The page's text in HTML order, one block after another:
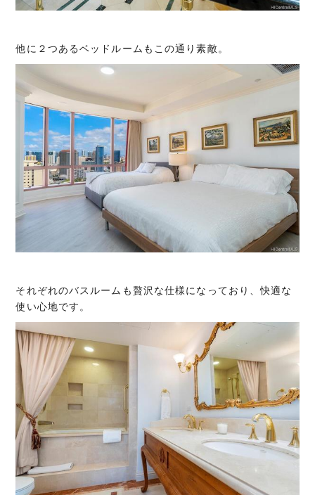
他に２つあるベッドルームもこの通り素敵。
それぞれのバスルームも贅沢な仕様になっており、快適な
使い心地です。